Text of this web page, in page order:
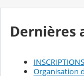
Dernières
INSCRIPTIONS
Organisation